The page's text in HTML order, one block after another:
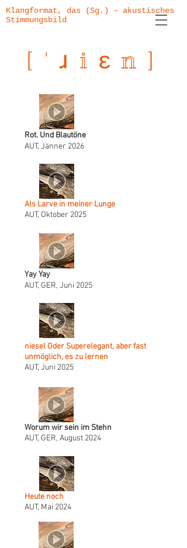
Klangformat, das (Sg.) – akustisches
Stimmungsbild
Rot. Und Blautöne
AUT, Jänner 2026
Als Larve in meiner Lunge
AUT, Oktober 2025
Yay Yay
AUT, GER, Juni 2025
niesel Oder Superelegant, aber fast
unmöglich, es zu lernen
AUT, Juni 2025
Worum wir sein im Stehn
AUT, GER, August 2024
Heute noch
AUT, Mai 2024